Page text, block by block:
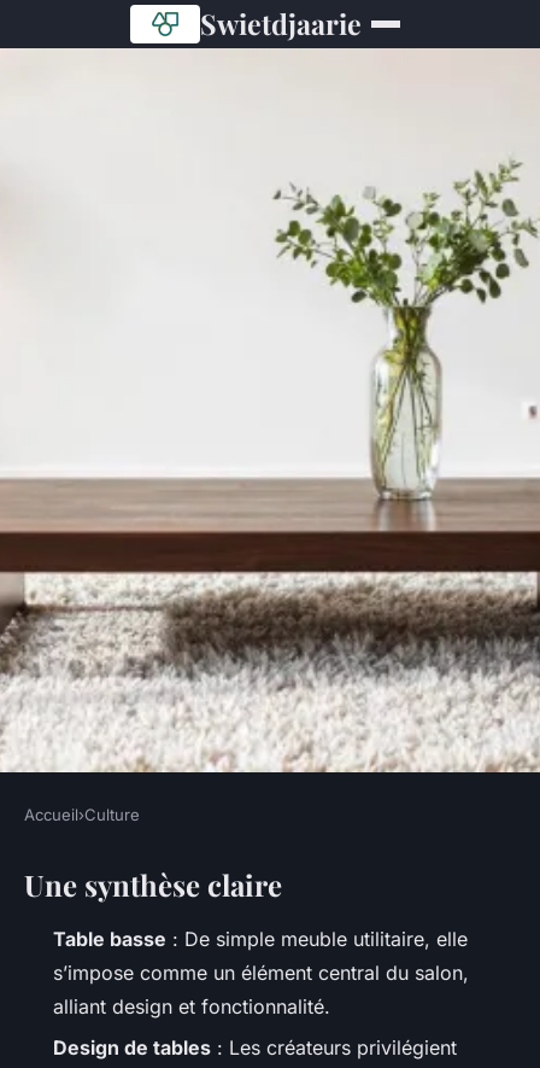
Swietdjaarie
Découvrez les tables basses
design alliant style et
fonctionnalité
09/04/2026 09:32
Accueil›Culture
Une synthèse claire
Table basse : De simple meuble utilitaire, elle
s’impose comme un élément central du salon,
alliant design et fonctionnalité.
Design de tables : Les créateurs privilégient